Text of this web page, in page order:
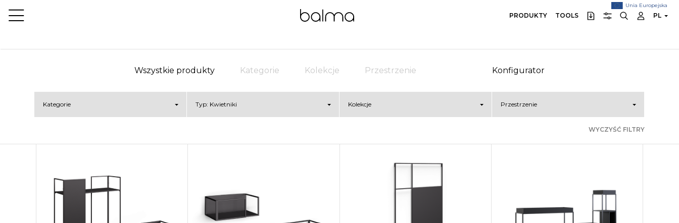
Unia Europejska
PRODUKTY TOOLS PL
Wszystkie produkty Kategorie Kolekcje Przestrzenie Konfigurator
Kategorie Typ: Kwietniki Kolekcje Przestrzenie
WYCZYŚĆ FILTRY